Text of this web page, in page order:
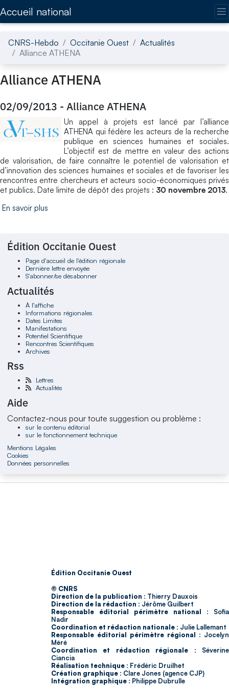
Accueil national
CNRS-Hebdo Occitanie Ouest
Actualités
Alliance ATHENA
Alliance ATHENA
02/09/2013 - Alliance ATHENA
Un appel à projets est lancé par l’alliance
ATHENA qui fédère les acteurs de la recherche
publique en sciences humaines et sociales.
L’objectif est de mettre en valeur des actions
de valorisation, de faire connaître le potentiel de valorisation et
d’innovation des sciences humaines et sociales et de favoriser les
rencontres entre chercheurs et acteurs socio-économiques privés
et publics. Date limite de dépôt des projets : 30 novembre 2013.
En savoir plus
Édition Occitanie Ouest
Page d'accueil de l'édition régionale
Dernière lettre envoyée
S'abonner/se désabonner
Actualités
À l'affiche
Informations régionales
Dates Limites
Manifestations
Potentiel Scientifique
Rencontres Scientifiques
Archives
Rss
Lettres
Actualités
Aide
Contactez-nous pour toute suggestion ou problème :
sur le contenu éditorial
sur le fonctionnement technique
Mentions Légales
Cookies
Données personnelles
Édition Occitanie Ouest
© CNRS
Direction de la publication : Thierry Dauxois
Direction de la rédaction : Jérôme Guilbert
Responsable éditorial périmètre national : Sofia
Nadir
Coordination et rédaction nationale : Julie Lallemant
Responsable éditorial périmètre régional : Jocelyn
Méré
Coordination et rédaction régionale : Séverine
Ciancia
Réalisation technique : Frédéric Druilhet
Création graphique : Clare Jones (agence CJP)
Intégration graphique : Philippe Dubrulle